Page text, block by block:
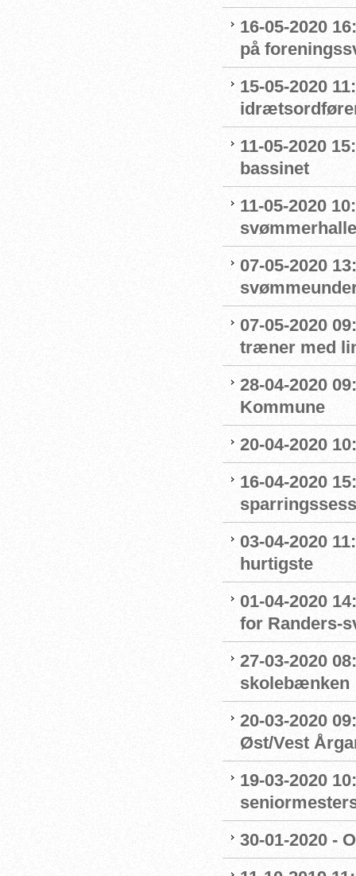
16-05-2020
på
15-05-2020
11-05-2020
bassinet
11-05-2020
07-05-2020
07-05-2020
træner med
28-04-2020
Kommune
20-04-2020
16-04-2020
03-04-2020
hurtigste
01-04-2020
for Randers-
27-03-2020
skolebænken
20-03-2020
Øst/Vest
19-03-2020
30-01-2020 -